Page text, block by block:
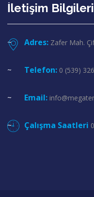
İletişim Bilgileri
Adres: Zafer Mah.
Telefon: 0 (539)
Email:
Çalışma Saatleri